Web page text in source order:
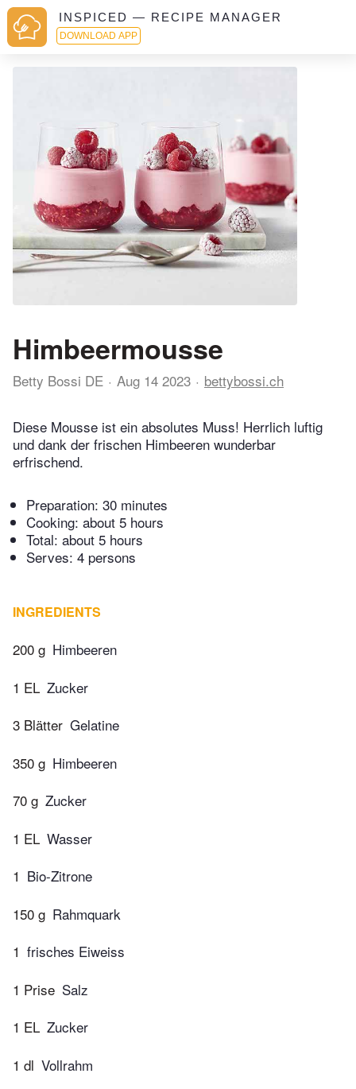
INSPICED — RECIPE MANAGER
DOWNLOAD APP
Himbeermousse
Betty Bossi DE Aug 14 2023 bettybossi.ch
Diese Mousse ist ein absolutes Muss! Herrlich luftig
und dank der frischen Himbeeren wunderbar
erfrischend.
Preparation: 30 minutes
Cooking: about 5 hours
Total: about 5 hours
Serves: 4 persons
INGREDIENTS
200 g Himbeeren
1 EL Zucker
3 Blätter Gelatine
350 g Himbeeren
70 g Zucker
1 EL Wasser
1 Bio-Zitrone
150 g Rahmquark
1 frisches Eiweiss
1 Prise Salz
1 EL Zucker
1 dl Vollrahm